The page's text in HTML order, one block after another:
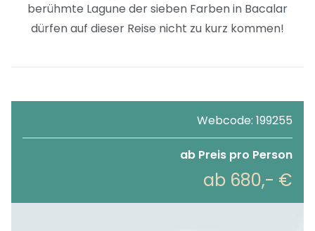
berühmte Lagune der sieben Farben in Bacalar
dürfen auf dieser Reise nicht zu kurz kommen!
Webcode: 199255
ab Preis pro Person
ab 680,- €